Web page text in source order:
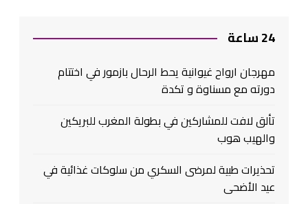
24 ساعة
مهرجان ارواح غيوانية يحط الرحال بازمور في اختتام
دورته مع مسناوة و تكدة
تألق لافت للمشاركين في بطولة المغرب للبريكين
والهيب هوب
تحذيرات طبية لمرضى السكري من سلوكات غذائية في
عيد الأضحى